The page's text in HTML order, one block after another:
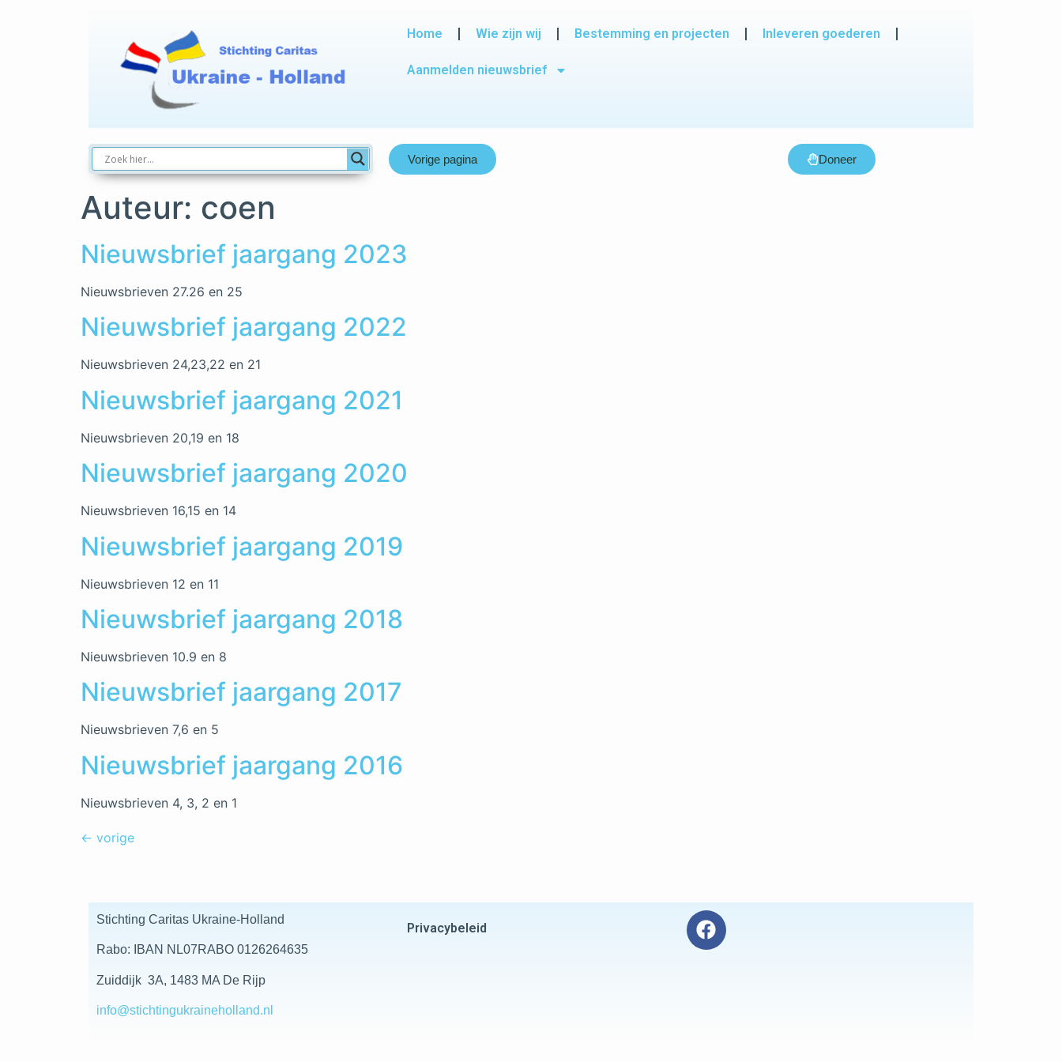
Home Wie zijn wij Bestemming en projecten Inleveren goederen
Aanmelden nieuwsbrief
Vorige pagina Doneer
Auteur: coen
Nieuwsbrief jaargang 2023
Nieuwsbrieven 27.26 en 25
Nieuwsbrief jaargang 2022
Nieuwsbrieven 24,23,22 en 21
Nieuwsbrief jaargang 2021
Nieuwsbrieven 20,19 en 18
Nieuwsbrief jaargang 2020
Nieuwsbrieven 16,15 en 14
Nieuwsbrief jaargang 2019
Nieuwsbrieven 12 en 11
Nieuwsbrief jaargang 2018
Nieuwsbrieven 10.9 en 8
Nieuwsbrief jaargang 2017
Nieuwsbrieven 7,6 en 5
Nieuwsbrief jaargang 2016
Nieuwsbrieven 4, 3, 2 en 1
← vorige
Stichting Caritas Ukraine-Holland
Rabo: IBAN NL07RABO 0126264635
Zuiddijk 3A, 1483 MA De Rijp
info@stichtingukraineholland.nl
Privacybeleid